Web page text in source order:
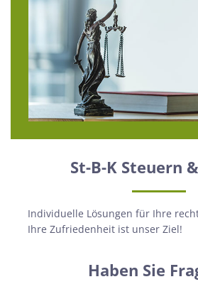
St-B-K Steuern
Individuelle Lösungen für Ihre
Ihre Zufriedenheit ist unser Ziel!
Haben Sie